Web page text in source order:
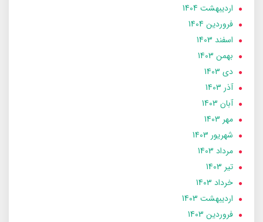
ارديبهشت 1404
فروردین 1404
اسفند 1403
بهمن 1403
دی 1403
آذر 1403
آبان 1403
مهر 1403
شهریور 1403
مرداد 1403
تير 1403
خرداد 1403
ارديبهشت 1403
فروردین 1403